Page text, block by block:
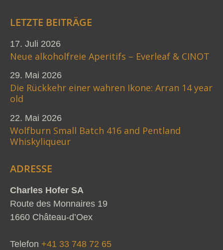
LETZTE BEITRÄGE
17. Juli 2026
Neue alkoholfreie Aperitifs – Everleaf & CINOT
29. Mai 2026
Die Rückkehr einer wahren Ikone: Arran 14 year
old
22. Mai 2026
Wolfburn Small Batch 416 and Pentland
Whiskyliqueur
ADRESSE
Charles Hofer SA
Route des Monnaires 19
1660 Château-d’Oex
Telefon +41 33 748 72 65